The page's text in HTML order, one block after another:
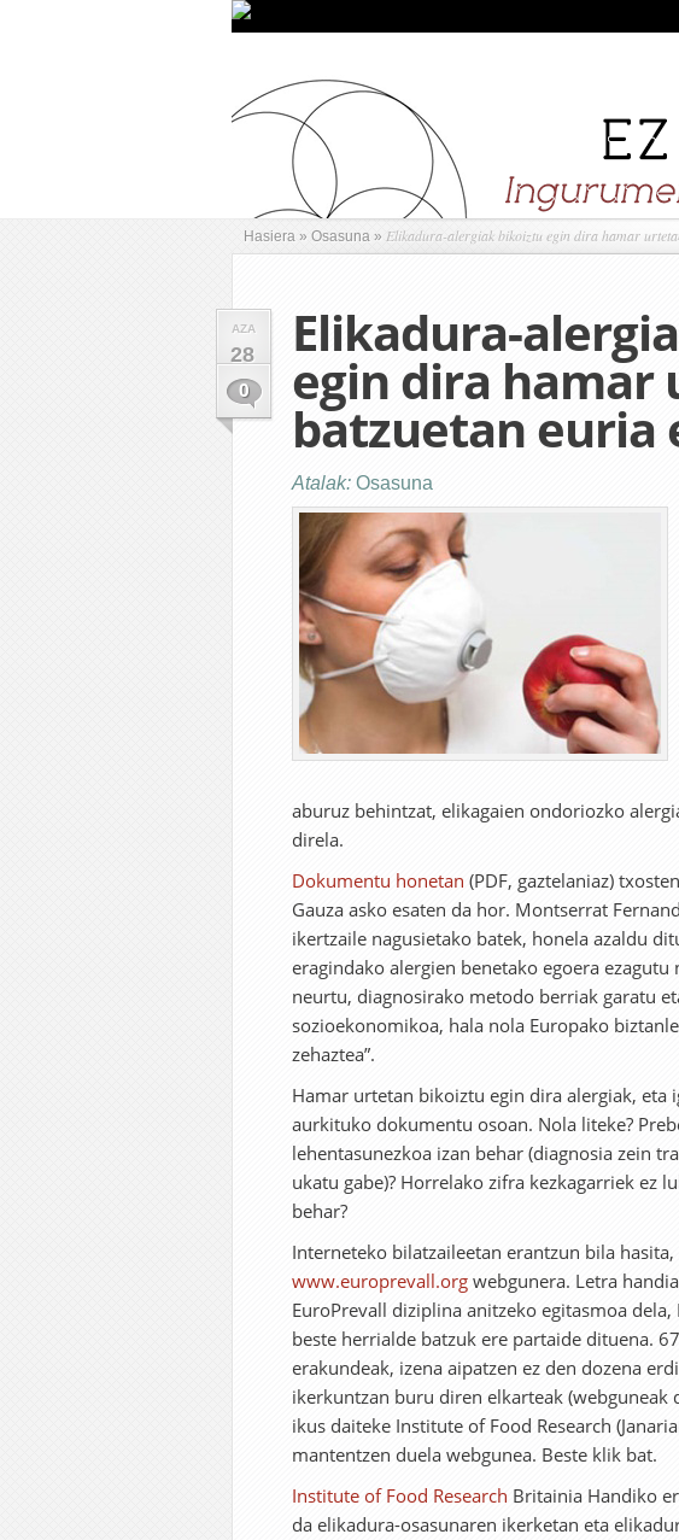
Hasiera » Osasuna » Elikadura-alergiak bikoiztu egin dira hamar
AZA
28
0
Elikadura-
egin dira hamar
batzuetan euria
Atalak: Osasuna
aburuz behintzat, elikagaien ondoriozko
direla.
Dokumentu honetan (PDF, gaztelaniaz)
Gauza asko esaten da hor. Montserrat
ikertzaile nagusietako batek, honela azaldu
eragindako alergien benetako egoera
neurtu, diagnosirako metodo berriak garatu
sozioekonomikoa, hala nola Europako
zehaztea”.
Hamar urtetan bikoiztu egin dira alergiak, eta
aurkituko dokumentu osoan. Nola liteke?
lehentasunezkoa izan behar (diagnosia zein
ukatu gabe)? Horrelako zifra kezkagarriek ez
behar?
Interneteko bilatzaileetan erantzun bila
www.europrevall.org webgunera. Letra
EuroPrevall diziplina anitzeko egitasmoa
beste herrialde batzuk ere partaide dituena.
erakundeak, izena aipatzen ez den dozena
ikerkuntzan buru diren elkarteak
ikus daiteke Institute of Food Research
mantentzen duela webgunea. Beste klik bat.
Institute of Food Research Britainia Handiko
da elikadura-osasunaren ikerketan eta